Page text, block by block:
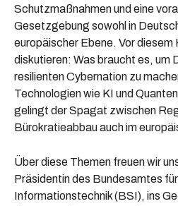
Schutzmaßnahmen und eine
Gesetzgebung sowohl in
europäischer Ebene. Vor diesem
diskutieren: Was braucht es, um
resilienten Cybernation zu
Technologien wie KI und
gelingt der Spagat zwischen
Bürokratieabbau auch im
Über diese Themen freuen wir
Präsidentin des Bundesamtes
Informationstechnik (BSI), ins